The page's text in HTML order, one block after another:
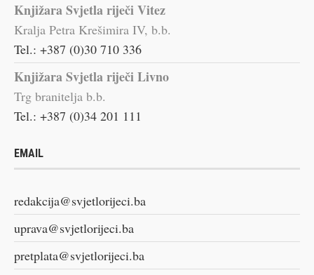
Knjižara Svjetla riječi Vitez
Kralja Petra Krešimira IV, b.b.
Tel.: +387 (0)30 710 336
Knjižara Svjetla riječi Livno
Trg branitelja b.b.
Tel.: +387 (0)34 201 111
EMAIL
redakcija@svjetlorijeci.ba
uprava@svjetlorijeci.ba
pretplata@svjetlorijeci.ba